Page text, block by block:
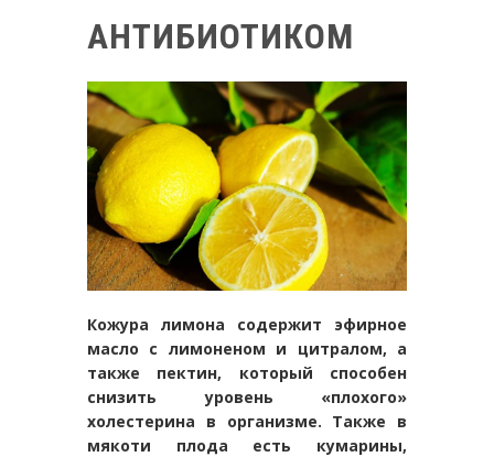
АНТИБИОТИКОМ
Кожура лимона содержит эфирное
масло с лимоненом и цитралом, а
также пектин, который способен
снизить уровень «плохого»
холестерина в организме. Также в
мякоти плода есть кумарины,